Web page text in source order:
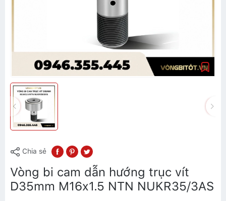
Chia sẻ
Vòng bi cam dẫn hướng trục vít
D35mm M16x1.5 NTN NUKR35/3AS